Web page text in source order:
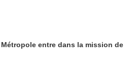
entre dans la mission de